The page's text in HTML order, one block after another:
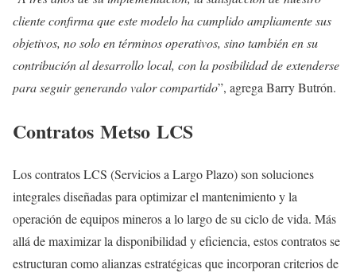
cliente confirma que este modelo ha cumplido ampliamente sus
objetivos, no solo en términos operativos, sino también en su
contribución al desarrollo local, con la posibilidad de extenderse
para seguir generando valor compartido”, agrega Barry Butrón.
Contratos Metso LCS
Los contratos LCS (Servicios a Largo Plazo) son soluciones
integrales diseñadas para optimizar el mantenimiento y la
operación de equipos mineros a lo largo de su ciclo de vida. Más
allá de maximizar la disponibilidad y eficiencia, estos contratos se
estructuran como alianzas estratégicas que incorporan criterios de